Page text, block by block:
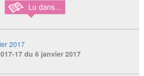
2017
17 du 6 janvier 2017